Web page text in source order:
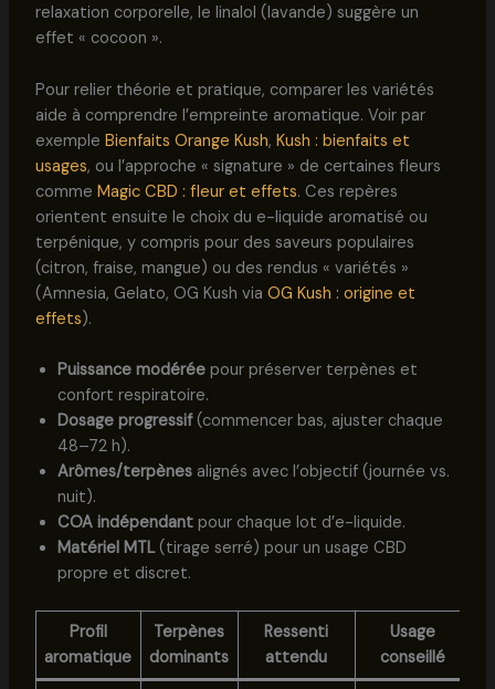
relaxation corporelle, le linalol (lavande) suggère un
effet « cocoon ».
Pour relier théorie et pratique, comparer les variétés
aide à comprendre l’empreinte aromatique. Voir par
exemple Bienfaits Orange Kush, Kush : bienfaits et
usages, ou l’approche « signature » de certaines fleurs
comme Magic CBD : fleur et effets. Ces repères
orientent ensuite le choix du e-liquide aromatisé ou
terpénique, y compris pour des saveurs populaires
(citron, fraise, mangue) ou des rendus « variétés »
(Amnesia, Gelato, OG Kush via OG Kush : origine et
effets).
Puissance modéréepour préserver terpènes et
confort respiratoire.
Dosage progressif(commencer bas, ajuster chaque
48–72 h).
Arômes/terpènesalignés avec l’objectif (journée vs.
nuit).
COA indépendantpour chaque lot d’e-liquide.
Matériel MTL(tirage serré) pour un usage CBD
propre et discret.
Profil
aromatique
Terpènes
dominants
Ressenti
attendu
Usage
conseillé